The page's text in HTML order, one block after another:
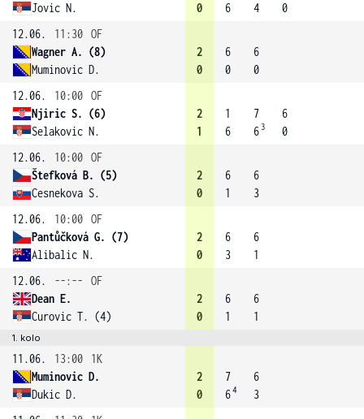
Jovic N.
0
6
4
0
12.06.
11:30 OF
Wagner A. (8)
Muminovic D.
2
0
6
0
6
0
12.06.
10:00 OF
Njiric S. (6)
Selakovic N.
2
1
1
6
7
6 3
6
0
12.06.
10:00 OF
Štefková B. (5)
Cesnekova S.
2
0
6
1
6
3
12.06.
10:00 OF
Pantůčková G. (7)
Alibalic N.
2
0
6
3
6
1
12.06.
--:--
OF
Dean E.
Curovic T. (4)
2
0
6
1
6
1
1. kolo
11.06. 13:00
1K
Muminovic D.
Dukic D.
2
0
7
64
6
3